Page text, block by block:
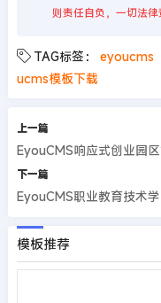
则责任自负，一切法
TAG标签： eyoucms
ucms模板下载
上一篇
EyouCMS响应式创业园
下一篇
EyouCMS职业教育技术
模板推荐